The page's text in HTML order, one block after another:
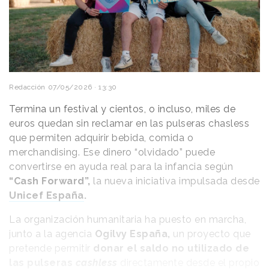
tecnología y los efectos especiales.
Junto a ellos, en el spot también aparecenLionel
Messi, Bad Bunny, Ousmane Dembélé, Raphinha,
Pedri, Florian Wirtz y Santiago Giménez,
completando el estelar reparto del anuncio.
Redacción 07/05/2026 · 13:30
Termina un festival y cientos, o incluso, miles de
euros quedan sin reclamar en las pulseras chasless
que permiten adquirir bebida, comida o
merchandising. Ese dinero “olvidado” puede
convertirse en ayuda real para la infancia según
“Cash Forward”, la nueva iniciativa impulsada desde
Unicef España.
La organización humanitaria ha puesto en marcha,
junto a la agencia Ogilvy España, un proyecto que
pretende permitir donar el saldo no utilizado de